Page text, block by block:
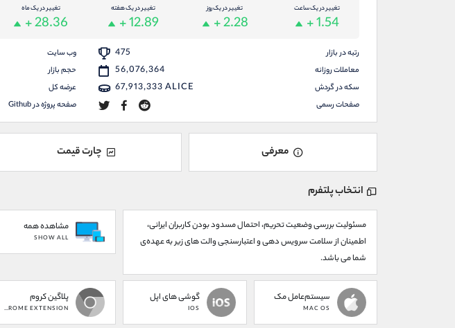
تغییر در یک ساعت
+ 1.54
تغییر در یک روز
+ 2.28
تغییر در یک هفته
+ 12.89
تغییر در یک ماه
+ 28.36
رتبه در بازار 475 وب سایت
معاملات روزانه 56,076,364 حجم بازار
سکه در گردش 67,913,333ALICE عرضه کل
صفحات رسمی صفحه پروژه در Github
معرفی چارت قیمت
انتخاب پلتفرم
مسئولیت بررسی وضعیت تحریم، احتمال مسدود بودن کاربران ایرانی،
اطمینان از سلامت سرویس دهی و اعتبارسنجی والت های زیر به عهده‌ی
شما می باشد.
مشاهده همه
SHOW ALL
سیستم‌عامل مک
MAC OS
گوشی های اپل
IOS
پلاگین کروم
CHROME EXTENSION